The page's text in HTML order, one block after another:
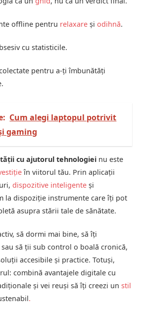
offline pentru relaxare și odihnă.
cu statisticile.
pentru a-ți îmbunătăți
Cum alegi laptopul potrivit
gaming
cu ajutorul tehnologiei nu este
în viitorul tău. Prin aplicații
dispozitive inteligente și
la dispoziție instrumente care îți pot
asupra stării tale de sănătate.
să dormi mai bine, să îți
să ții sub control o boală cronică,
accesibile și practice. Totuși,
combină avantajele digitale cu
și vei reuși să îți creezi un stil
.